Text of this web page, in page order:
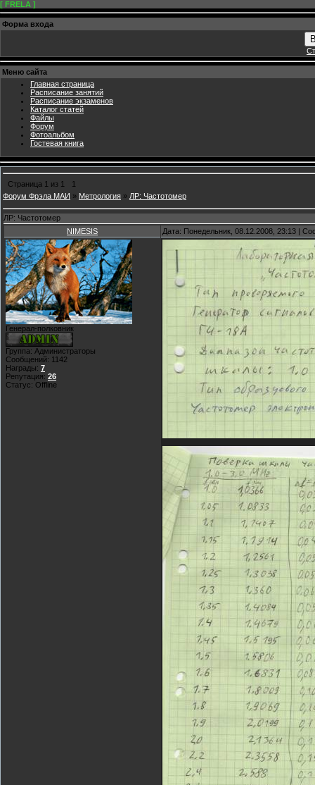
[ FRELA ]
Форма входа
Меню сайта
Главная страница
Расписание занятий
Расписание экзаменов
Каталог статей
Файлы
Форум
Фотоальбом
Гостевая книга
Страница 1 из 1
1
Форум Фрэла МАИ » Метрология » ЛР: Частотомер
ЛР: Частотомер
NIMESIS
Дата: Понедельник, 08.12.2008, 23:13 |
Генерал-полковник
Группа: Администраторы
Сообщений: 1142
Награды: 7
Репутация: 26
Статус: Offline